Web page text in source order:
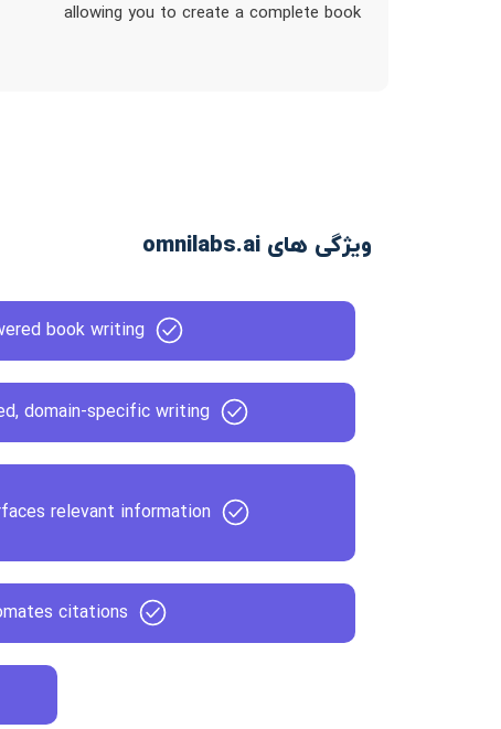
allowing you to create a complete book
ویژگی های omnilabs.ai
book writing
domain-specific writing
relevant information
citations